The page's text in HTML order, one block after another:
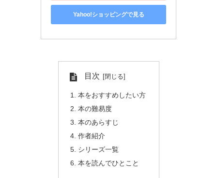
Yahoo!ショッピングで見る
目次
本をおすすめしたい方
本の難易度
本のあらすじ
作者紹介
シリーズ一覧
本を読んでひとこと